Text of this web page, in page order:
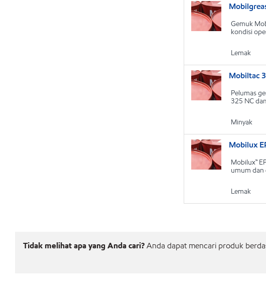
Gemuk
kondisi
Lemak
Mobiltac
Pelumas
325 NC
Minyak
Mobilux
Mobilux™
umum
Lemak
Tidak melihat apa yang Anda cari?Anda dapat mencari produk